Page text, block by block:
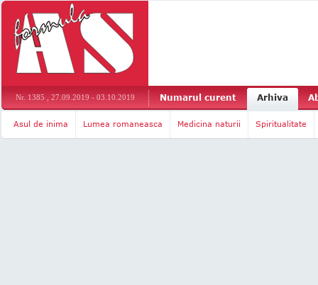
Nr. 1385 , 27.09.2019 - 03.10.2019 Numarul curent Arhiva
Asul de inima Lumea romaneasca Medicina naturii Spiritualitate